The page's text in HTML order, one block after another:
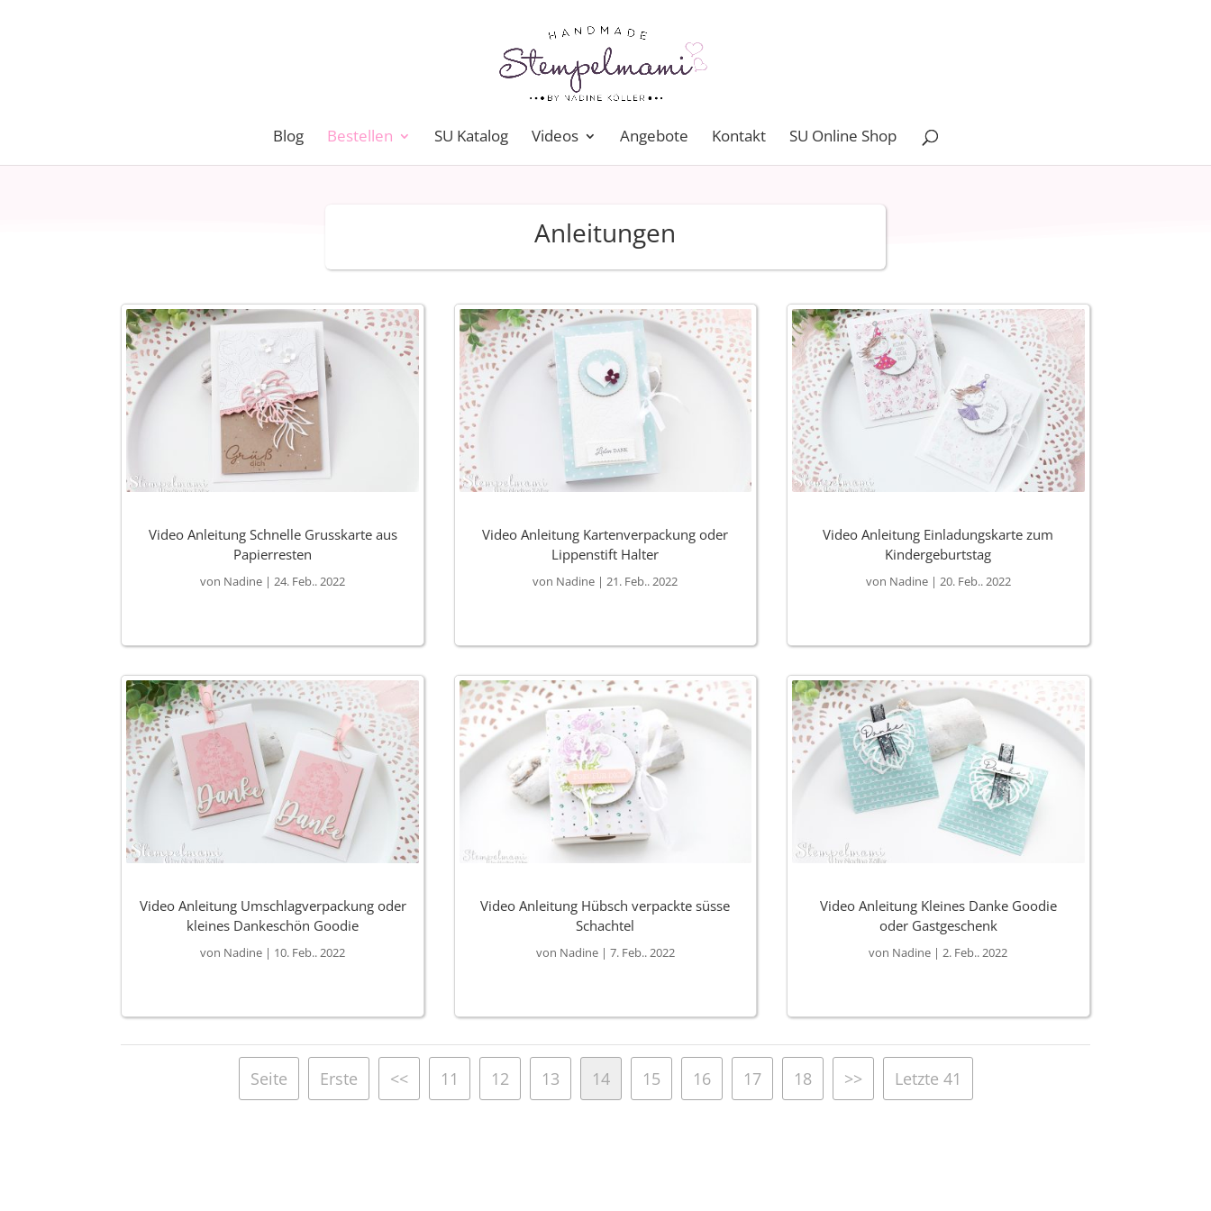
Blog Bestellen SU Katalog Videos Angebote Kontakt SU Online Shop
Anleitungen
Video Anleitung Schnelle Grusskarte aus
Papierresten
von Nadine |24. Feb.. 2022
Video Anleitung Umschlagverpackung oder
kleines Dankeschön Goodie
von Nadine | 10. Feb.. 2022
Video Anleitung Kartenverpackung oder
Lippenstift Halter
von Nadine |21. Feb.. 2022
Video Anleitung Hübsch verpackte süsse
Schachtel
von Nadine| 7. Feb.. 2022
Video Anleitung Einladungskarte zum
Kindergeburtstag
von Nadine| 20. Feb.. 2022
Video Anleitung Kleines Danke Goodie
oder Gastgeschenk
von Nadine |2. Feb.. 2022
Seite Erste << 11 12 13 14 15 16 17 18 >> Letzte 41